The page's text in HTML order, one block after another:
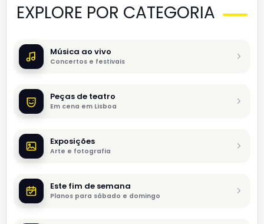
EXPLORE POR CATEGORIA
Música ao vivo
Concertos e festivais
Peças de teatro
Em cena em Lisboa
Exposições
Arte e fotografia
Este fim de semana
Planos para sábado e domingo